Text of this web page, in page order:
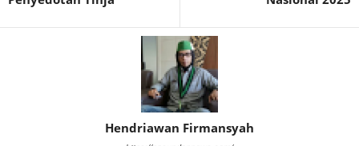
Hendriawan Firmansyah